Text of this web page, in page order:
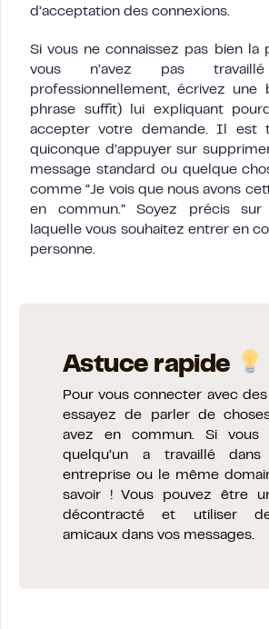
d’acceptation des connexions.
Si vous ne connaissez pas bien la
vous n’avez pas
professionnellement, écrivez une
phrase suffit) lui expliquant
accepter votre demande. Il est
quiconque d’appuyer sur
message standard ou quelque
comme “Je vois que nous avons
en commun.” Soyez précis
laquelle vous souhaitez entrer en
personne.
Astuce rapide
Pour vous connecter avec
essayez de parler de
avez en commun. Si vous
quelqu’un a travaillé
entreprise ou le même
savoir ! Vous pouvez être
décontracté et utiliser
amicaux dans vos messages.